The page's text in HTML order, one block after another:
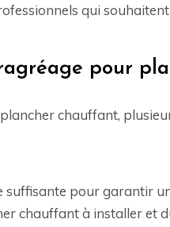
qui
pour
chauffant,
suffisante pour garantir
chauffant à installer et